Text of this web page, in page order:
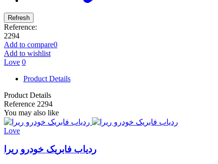
Reference:
2294
Add to compare0
Add to wishlist
Love 0
Product Details
Product Details
Reference 2294
You may also like
Love
ردیاب فابریک خودرو ریرا